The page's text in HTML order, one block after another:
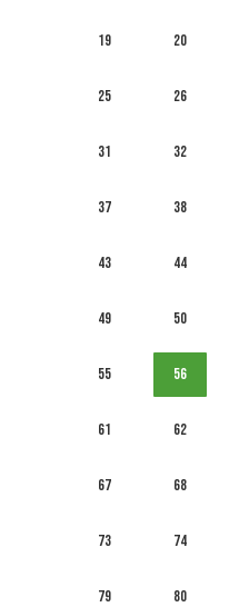
19 20
25 26
31 32
37 38
43 44
49 50
55 56
61 62
67 68
73 74
79 80